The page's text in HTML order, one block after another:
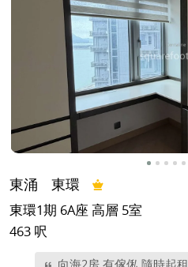
東涌 東環
東環1期 6A座 高層 5室
463 呎
向海2房 有傢俬 隨時起租